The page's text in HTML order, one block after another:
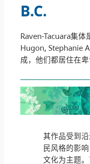
B.C.
Raven-Tacuara集
Hugon, Stephanie
成，他们都居住在
其作品受到
民风格的影
文化为主题